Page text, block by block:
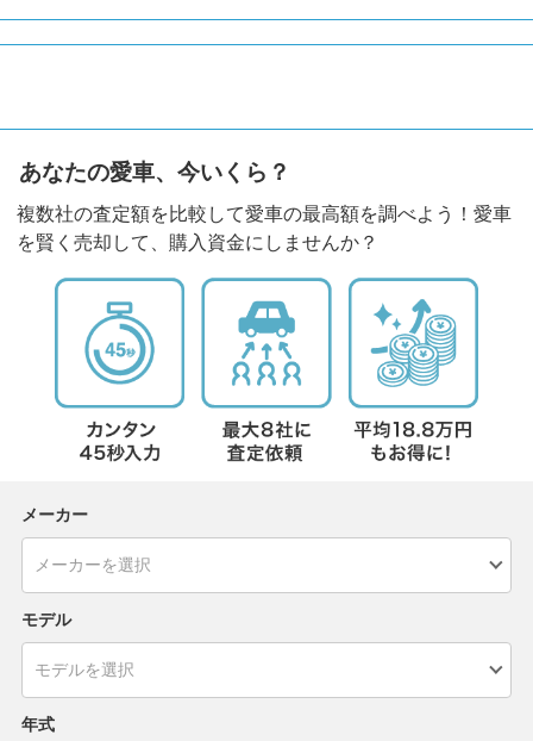
あなたの愛車、今いくら？
複数社の査定額を比較して愛車の最高額を調べよう！愛車
を賢く売却して、購入資金にしませんか？
メーカー
モデル
年式